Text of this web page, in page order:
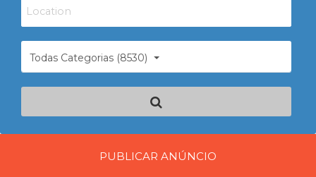
Todas Categorias (8530)
PUBLICAR ANÚNCIO